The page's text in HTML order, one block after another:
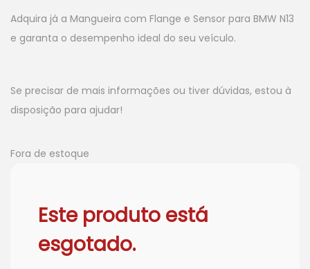
Adquira já a Mangueira com Flange e Sensor para BMW N13
e garanta o desempenho ideal do seu veículo.
Se precisar de mais informações ou tiver dúvidas, estou à
disposição para ajudar!
Fora de estoque
Este produto está
esgotado.